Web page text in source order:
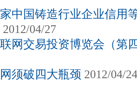
中国铸造行业企业信用
2012/04/27
网交易投资博览会（第
须破四大瓶颈 2012/04/24